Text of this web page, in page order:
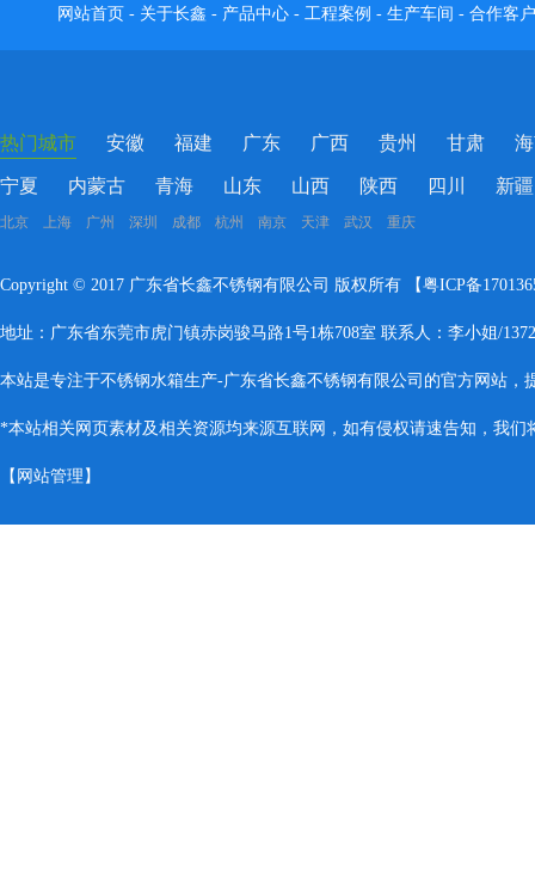
网站首页 - 关于长鑫 - 产品中心 - 工程案例 - 生产车间 - 合作客户
热门城市 安徽 福建 广东 广西 贵州 甘肃
宁夏 内蒙古 青海 山东 山西 陕西 四川 新疆
北京 上海 广州 深圳 成都 杭州 南京 天津 武汉 重庆
Copyright © 2017 广东省长鑫不锈钢有限公司 版权所有 【粤ICP备
地址：广东省东莞市虎门镇赤岗骏马路1号1栋708室 联系人：李小姐/
本站是专注于不锈钢水箱生产-广东省长鑫不锈钢有限公司的官方网站，
*本站相关网页素材及相关资源均来源互联网，如有侵权请速告知，我们
【 网站管理 】